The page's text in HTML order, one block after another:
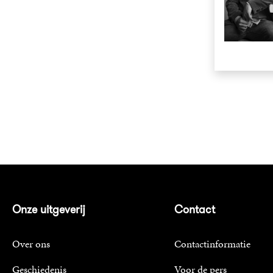
Onze uitgeverij
Over ons
Geschiedenis
Contact
Contactinformatie
Voor de pers